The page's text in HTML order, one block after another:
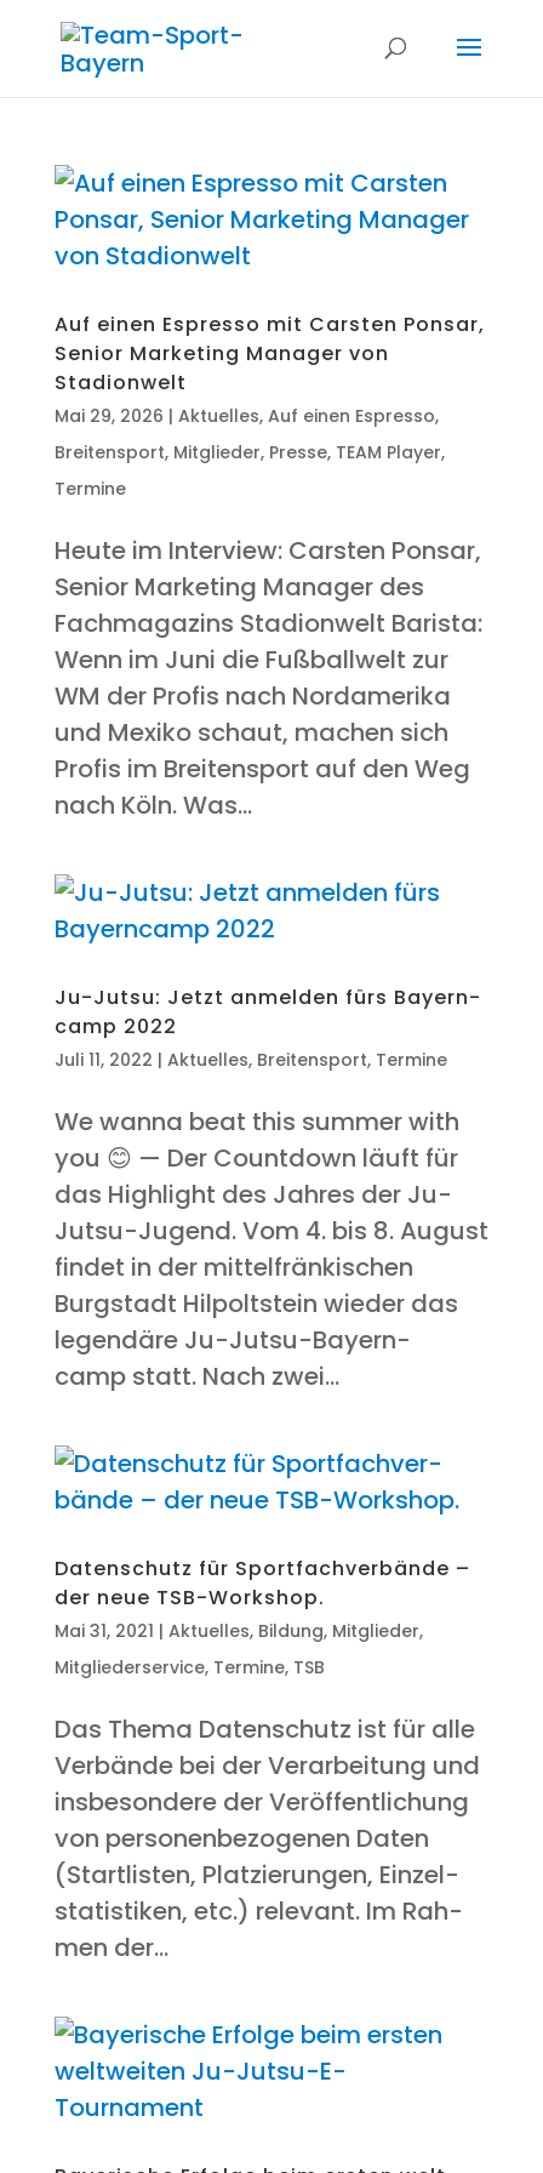
Auf einen Espres­so mit Cars­ten Pon­s­ar,
Seni­or Mar­ke­ting Mana­ger von
Stadionwelt
Mai 29, 2026 | Aktuelles, Auf einen Espresso,
Breitensport, Mitglieder, Presse, TEAM Player,
Termine
Heu­te im Inter­view: Cars­ten Pon­s­ar,
Seni­or Mar­ke­ting Mana­ger des
Fach­ma­ga­zins Stadionwelt Baris­ta:
Wenn im Juni die Fuß­ball­welt zur
WM der Pro­fis nach Nord­ame­ri­ka
und Mexi­ko schaut, machen sich
Pro­fis im Brei­ten­sport auf den Weg
nach Köln. Was...
Ju-Jutsu: Jetzt anmel­den fürs Bay­ern­
camp 2022
Juli 11, 2022 | Aktuelles, Breitensport, Termine
We wan­na beat this sum­mer with
you 😊 — Der Count­down läuft für
das High­light des Jah­res der Ju-
Jutsu-Jugend. Vom 4. bis 8. August
fin­det in der mit­tel­frän­ki­schen
Burg­stadt Hil­polt­stein wie­der das
legen­dä­re Ju-Jutsu-Bay­ern­
camp statt. Nach zwei...
Daten­schutz für Sport­fach­ver­bän­de –
der neue TSB-Workshop.
Mai 31, 2021 | Aktuelles, Bildung, Mitglieder,
Mitgliederservice, Termine, TSB
Das The­ma Daten­schutz ist für alle
Ver­bän­de bei der Ver­ar­bei­tung und
ins­be­son­de­re der Ver­öf­fent­li­chung
von per­so­nen­be­zo­ge­nen Daten
(Start­lis­ten, Plat­zie­run­gen, Ein­zel­
sta­tis­ti­ken, etc.) rele­vant. Im Rah­
men der...